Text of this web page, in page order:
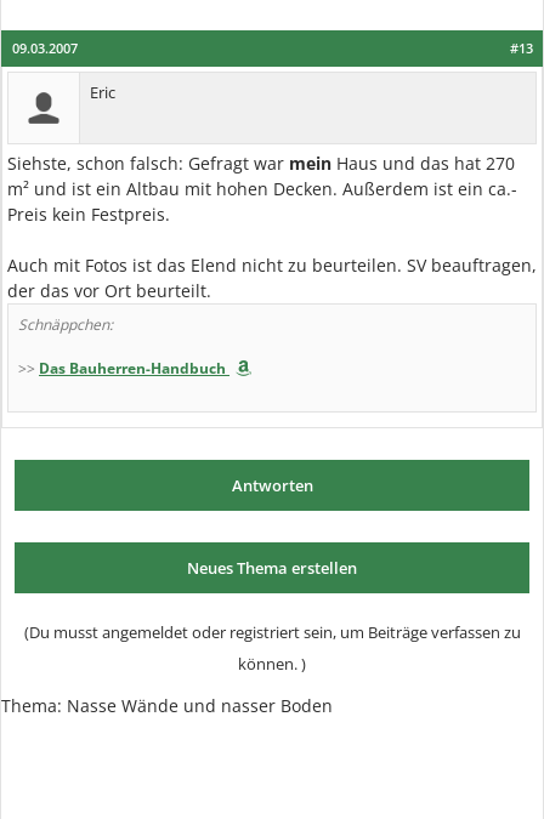
#13
09.03.2007
Eric
Siehste, schon falsch: Gefragt war mein Haus und das hat 270
m² und ist ein Altbau mit hohen Decken. Außerdem ist ein ca.-
Preis kein Festpreis.
Auch mit Fotos ist das Elend nicht zu beurteilen. SV beauftragen,
der das vor Ort beurteilt.
Schnäppchen:
>> Das Bauherren-Handbuch
Antworten
Neues Thema erstellen
(Du musst angemeldet oder registriert sein, um Beiträge verfassen zu
können. )
Thema: Nasse Wände und nasser Boden